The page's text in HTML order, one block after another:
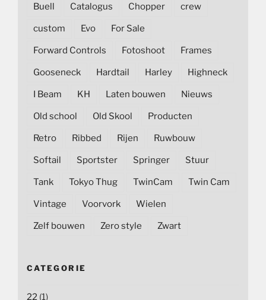
Buell Catalogus Chopper crew
custom Evo For Sale
Forward Controls Fotoshoot Frames
Gooseneck Hardtail Harley Highneck
I Beam KH Laten bouwen Nieuws
Old school Old Skool Producten
Retro Ribbed Rijen Ruwbouw
Softail Sportster Springer Stuur
Tank Tokyo Thug TwinCam Twin Cam
Vintage Voorvork Wielen
Zelf bouwen Zero style Zwart
CATEGORIE
22 (1)